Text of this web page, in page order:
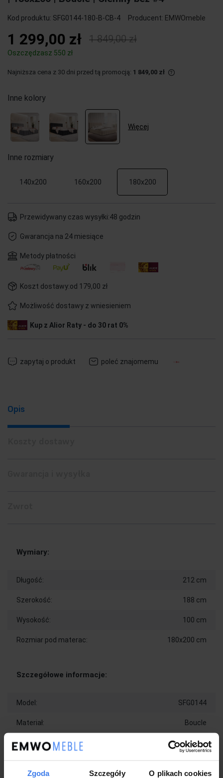
Zgoda Szczegóły O plikach cookies
Kod produktu: SFG0144-180-B-CB-4 Producent: EMWOmeble
1 299,00 zł 1 849,00 zł
Oszczędzasz 550 zł
Najniższa cena z 30 dni przed tą promocją: 1 849,00 zł
Inne kolory
Więcej
Inne rozmiary
140x200 160x200 180x200
Przewidywany czas wysyłki:48 godzin
Gwarancja na 24 miesiące
Metody płatności
Koszt dostawy:od 179,00 zł
Możliwość dostawy z wniesieniem
Kup z Alior Raty - do 30 rat 0%
zapytaj o produkt poleć znajomemu
Opis
Wymiary:
Długość: 212 cm
Szerokość: 188 cm
Wysokość: 100 cm
Rozmiar pod materac: 180x200 cm
Szczegółowe informacje:
Model: SFG0144
Materiał: Boucle
Kolor: Ciemny beż #4